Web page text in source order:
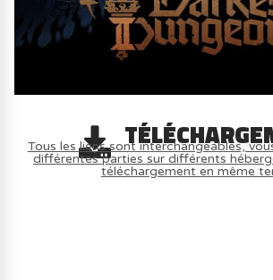
Tous les liens sont interchangeables,
différentes parties sur différents
téléchargement en même